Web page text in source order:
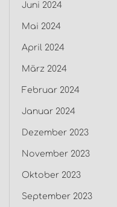
Juni 2024
Mai 2024
April 2024
März 2024
Februar 2024
Januar 2024
Dezember 2023
November 2023
Oktober 2023
September 2023